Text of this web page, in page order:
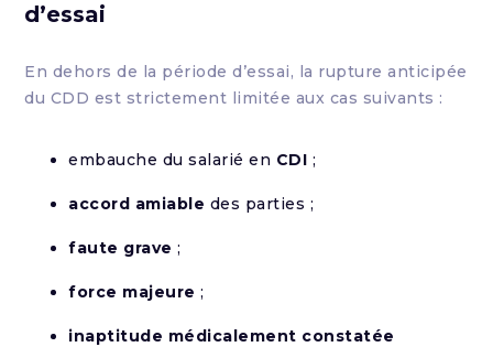
d’essai
En dehors de la période d’essai, la rupture anticipée
du CDD est strictement limitée aux cas suivants :
embauche du salarié en CDI ;
accord amiable des parties ;
faute grave ;
force majeure ;
inaptitude médicalement constatée